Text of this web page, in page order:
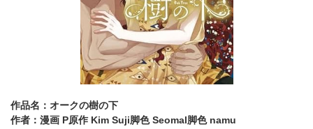
作品名：オークの樹の下
作者：漫画 P原作 Kim Suji脚色Seomal脚色 namu